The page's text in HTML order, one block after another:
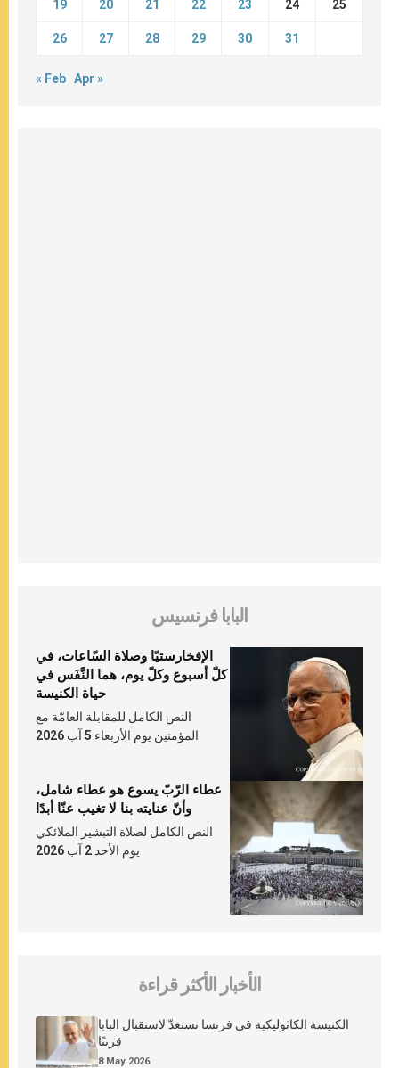
19 20 21 22 23 24 25
26 27 28 29 30 31
« Feb Apr »
البابا فرنسيس
الإفخارستيّا وصلاة السّاعات، في
كلّ أسبوع وكلّ يوم، هما النَّفَس في
حياة الكنيسة
النص الكامل للمقابلة العامّة مع
المؤمنين يوم الأربعاء 5 آب 2026
عطاء الرّبّ يسوع هو عطاء شامل،
وأنّ عنايته بنا لا تغيب عنّا أبدًا
النص الكامل لصلاة التبشير الملائكي
يوم الأحد 2 آب 2026
الأخبار الأكثر قراءة
الكنيسة الكاثوليكية في فرنسا تستعدّ لاستقبال البابا
قريبًا
8 May 2026